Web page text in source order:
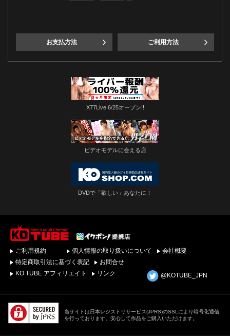
お支払方法 ご利用方法
X77Live 6/25オープン!!
ビデオモデルに会える店
DVDで「欲しい」あなたに！
単ダウンロード！ゲイ
動画配信サイトKO
TUBEトップページへ
ご利用規約 個人情報の取り扱いについて
会社概要
特定商取引法に基づく表記
お問合せ
KO TUBE アフィリエイト
リンク @KOTUBE_JPN
当サイトは日本レジストリサービス(JPRS)のSSLにより暗号化通信
を行っております。安心して作品をご購入いただけます。